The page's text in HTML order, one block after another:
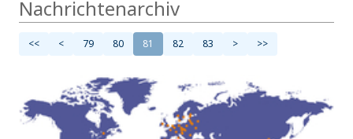
Nachrichtenarchiv
<< < 79 80 81 82 83 > >>